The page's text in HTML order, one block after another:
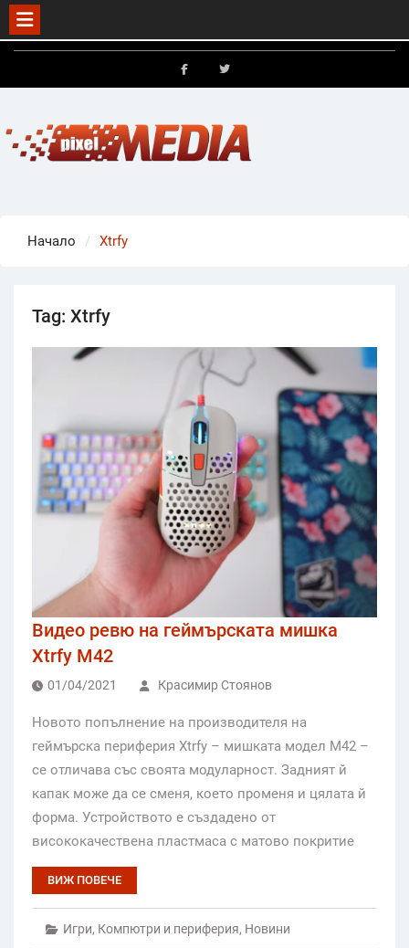
Skip
Начало Xtrfy
Tag: Xtrfy
Видео ревю на геймърската мишка
Xtrfy M42
01/04/2021 Красимир Стоянов
Новото попълнение на производителя на
геймърска периферия Xtrfy – мишката модел M42 –
се отличава със своята модуларност. Задният й
капак може да се сменя, което променя и цялата й
форма. Устройството е създадено от
висококачествена пластмаса с матово покритие
ВИЖ ПОВЕЧЕ
Игри, Компютри и периферия, Новини